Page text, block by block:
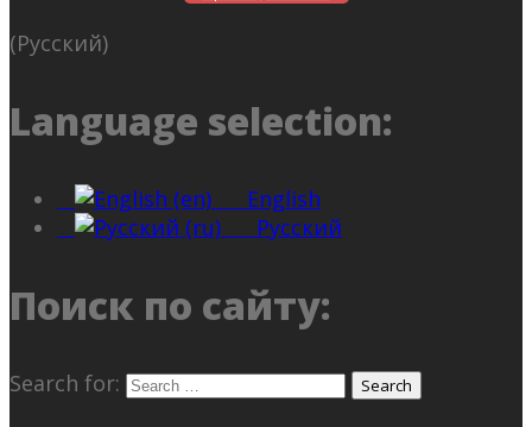
(Русский)
Language selection:
English
Русский
Поиск по сайту:
Search for: